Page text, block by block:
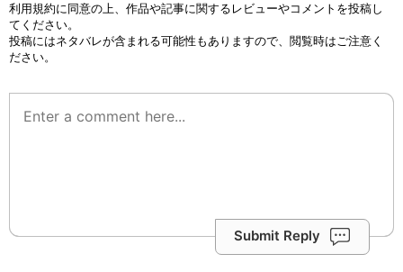
利用規約に同意の上、作品や記事に関するレビューやコメントを投稿し
てください。
投稿にはネタバレが含まれる可能性もありますので、閲覧時はご注意く
ださい。
Submit Reply